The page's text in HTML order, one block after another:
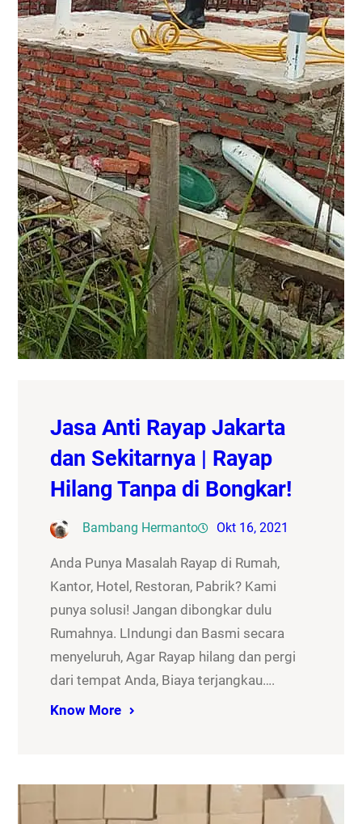
Jasa Anti Rayap Jakarta
dan Sekitarnya | Rayap
Hilang Tanpa di Bongkar!
Bambang Hermanto Okt 16, 2021
Anda Punya Masalah Rayap di Rumah,
Kantor, Hotel, Restoran, Pabrik? Kami
punya solusi! Jangan dibongkar dulu
Rumahnya. LIndungi dan Basmi secara
menyeluruh, Agar Rayap hilang dan pergi
dari tempat Anda, Biaya terjangkau….
Know More